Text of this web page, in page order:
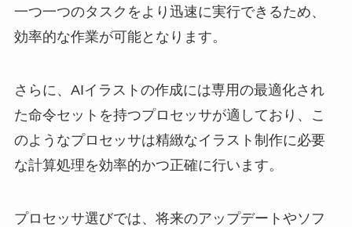
一つ一つのタスクをより迅速に実行できるため、
効率的な作業が可能となります。
さらに、AIイラストの作成には専用の最適化され
た命令セットを持つプロセッサが適しており、こ
のようなプロセッサは精緻なイラスト制作に必要
な計算処理を効率的かつ正確に行います。
プロセッサ選びでは、将来のアップデートやソフ